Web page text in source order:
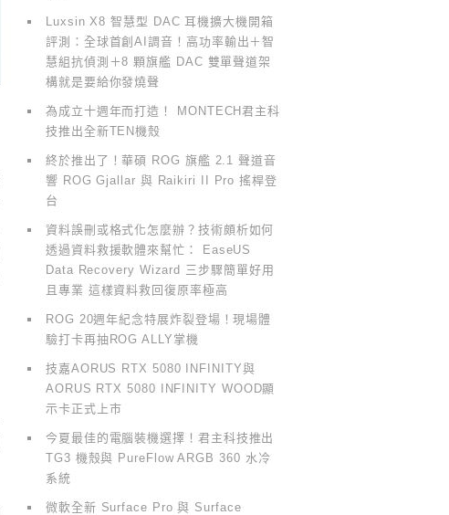
Luxsin X8 智慧型 DAC 耳機擴大機開箱
評測：全球首創AI調音！高功率輸出＋智
慧組抗偵測＋8 顆旗艦 DAC 雙單聲道架
構就是要給你發燒聲
為成立十週年而打造！ MONTECH君主科
技推出全新TEN機殼
終於推出了！華碩 ROG 旗艦 2.1 聲道音
響 ROG Gjallar 與 Raikiri II Pro 搖桿登
台
資料誤刪或格式化怎麼辦？技術頗析如何
透過資料救援軟體來幫忙： EaseUS
Data Recovery Wizard 三步驟簡單好用
且專業 這樣資料救回復原率極高
ROG 20週年紀念特展炸裂登場！現場體
驗打卡再抽ROG ALLY掌機
技嘉AORUS RTX 5080 INFINITY與
AORUS RTX 5080 INFINITY WOOD顯
示卡正式上市
今夏最佳的電腦裝機選擇！君主科技推出
TG3 機殼與 PureFlow ARGB 360 水冷
系統
微軟全新 Surface Pro 與 Surface